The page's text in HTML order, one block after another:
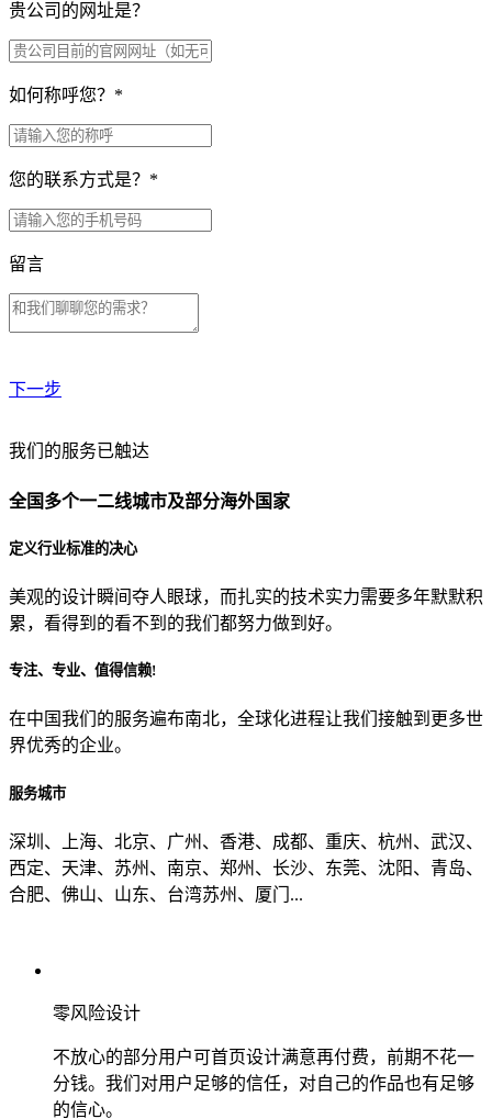
贵公司的网址是？
如何称呼您？ *
您的联系方式是？ *
留言
下一步
贵公司预算范围是？
贵公司的团队规模是？
目前主要的营销渠道是？
我们的服务已触达
全国多个一二线城市及部分海外国家
定义行业标准的决心
美观的设计瞬间夺人眼球，而扎实的技术实力需要多年默默积
累，看得到的看不到的我们都努力做到好。
专注、专业、值得信赖!
在中国我们的服务遍布南北，全球化进程让我们接触到更多世
界优秀的企业。
服务城市
深圳、上海、北京、广州、香港、成都、重庆、杭州、武汉、
西定、天津、苏州、南京、郑州、长沙、东莞、沈阳、青岛、
合肥、佛山、山东、台湾苏州、厦门...
零风险设计
不放心的部分用户可首页设计满意再付费，前期不花一
分钱。我们对用户足够的信任，对自己的作品也有足够
的信心。